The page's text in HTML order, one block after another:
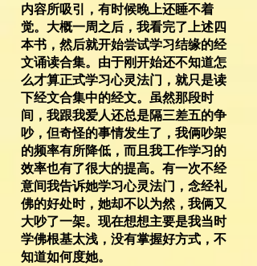
内容所吸引，有时候晚上还睡不着
觉。大概一周之后，我看完了上述四
本书，然后就开始尝试学习结缘的经
文诵读合集。由于刚开始还不知道怎
么才算正式学习心灵法门，就只是读
下经文合集中的经文。虽然那段时
间，我跟我爱人还总是隔三差五的争
吵，但奇怪的事情发生了，我俩吵架
的频率有所降低，而且我工作学习的
效率也有了很大的提高。有一次不经
意间我告诉她学习心灵法门，念经礼
佛的好处时，她却不以为然，我俩又
大吵了一架。现在想想主要是我当时
学佛根基太浅，没有掌握好方式，不
知道如何度她。